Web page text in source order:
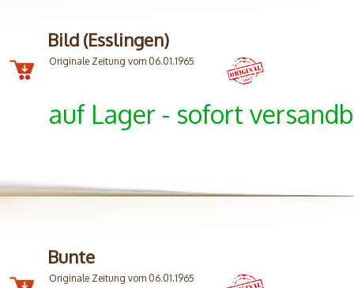
Bild (Esslingen)
Originale Zeitung vom 06.01.1965
auf Lager - sofort
Bunte
Originale Zeitung vom 06.01.1965